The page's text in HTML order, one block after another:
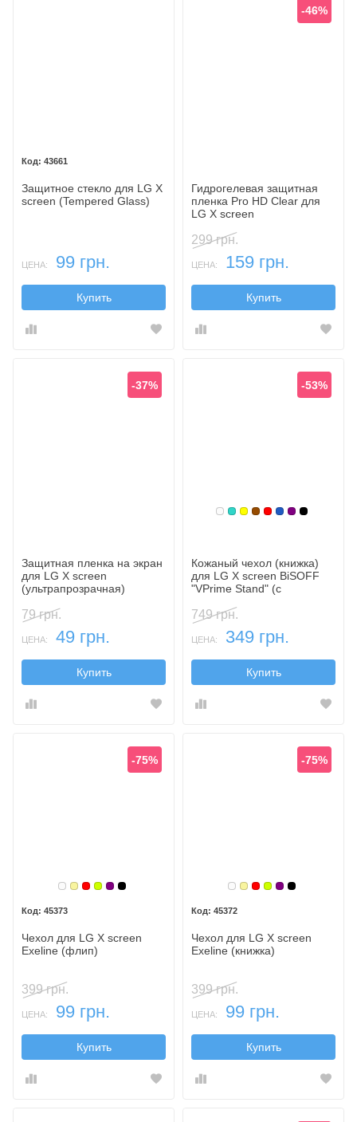
43661
Защитное стекло для LG X
screen (Tempered Glass)
ЦЕНА: 99 грн.
Купить
-46%
Гидрогелевая защитная
пленка Pro HD Clear для
LG X screen
299 грн.
ЦЕНА: 159 грн.
Купить
-37%
Защитная пленка на экран
для LG X screen
(ультрапрозрачная)
79 грн.
ЦЕНА: 49 грн.
Купить
Белый
Бирюзовый
Желтый
Коричневый
Красный
Синий,Черный
-53%
Кожаный чехол (книжка)
для LG X screen BiSOFF
"VPrime Stand" (с
749 грн.
ЦЕНА: 349 грн.
Купить
Белый
Золотой
Красный
Лайм
Фиолетовый, темный
Черный
-75%
45373
Чехол для LG X screen
Exeline (флип)
399 грн.
ЦЕНА: 99 грн.
Купить
Белый
Золотой
Красный
Лайм
Фиолетовый,
Черный
-75%
45372
Чехол для LG X screen
Exeline (книжка)
399 грн.
ЦЕНА: 99 грн.
Купить